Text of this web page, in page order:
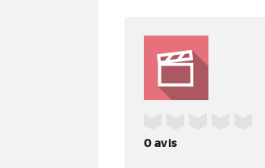
0avis